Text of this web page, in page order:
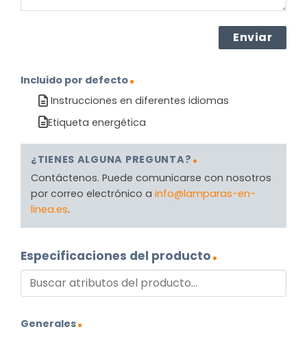
Incluido por defecto
Instrucciones en diferentes idiomas
Etiqueta energética
¿TIENES ALGUNA PREGUNTA?
Contáctenos. Puede comunicarse con nosotros
por correo electrónico a info@lamparas-en-
linea.es.
Especificaciones del producto
Generales